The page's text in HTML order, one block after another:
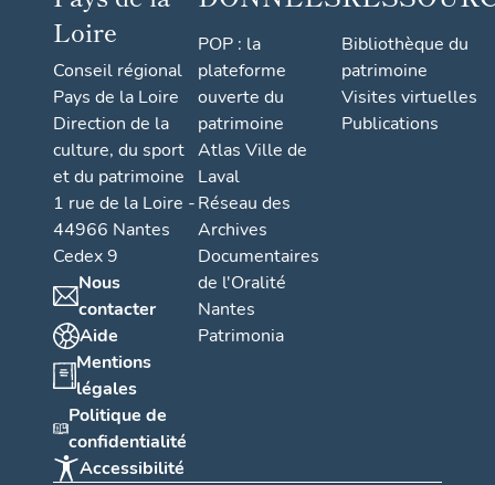
Loire
Conseil régional
Pays de la Loire
Direction de la
culture, du sport
et du patrimoine
1 rue de la Loire -
44966 Nantes
Cedex 9
Nous
contacter
Aide
Mentions
légales
Politique de
confidentialité
Accessibilité
POP : la
plateforme
ouverte du
patrimoine
Atlas Ville de
Laval
Réseau des
Archives
Documentaires
de l'Oralité
Nantes
Patrimonia
Bibliothèque du
patrimoine
Visites virtuelles
Publications